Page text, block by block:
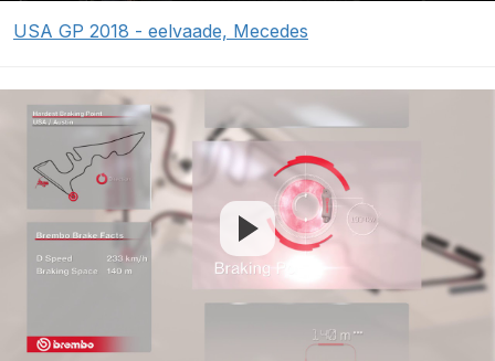
USA GP 2018 - eelvaade, Mecedes